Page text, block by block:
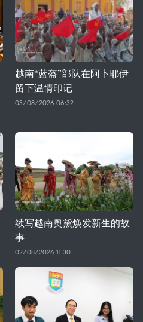
越南“蓝盔”部队在阿卜耶伊
留下温情印记
03/08/2026 06:32
续写越南奥黛焕发新生的故
事
02/08/2026 11:30